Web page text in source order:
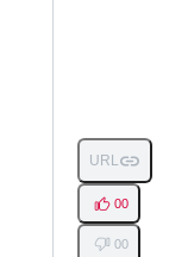
URL
00
00